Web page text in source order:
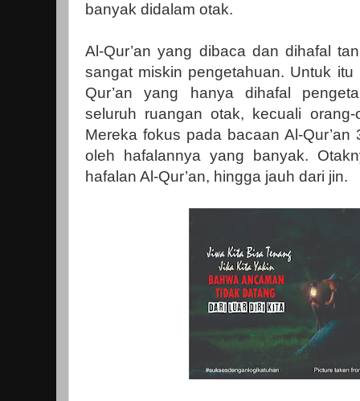
banyak didalam otak.
Al-Qur’an yang dibaca dan dihafal
sangat miskin pengetahuan. Untuk
Qur’an yang hanya dihafal
seluruh ruangan otak, kecuali orang-
Mereka fokus pada bacaan Al-
oleh hafalannya yang banyak.
hafalan Al-Qur’an, hingga jauh dari jin.